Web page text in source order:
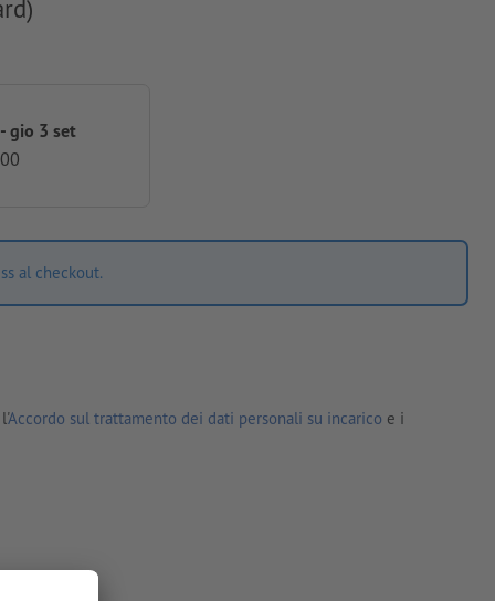
gio 3 set
al checkout.
Accordo sul trattamento dei dati personali su incarico e i